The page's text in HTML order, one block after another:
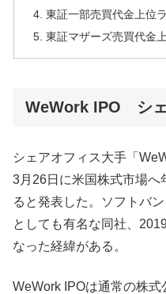
東証一部売買代金上位
東証マザーズ売買代金
WeWork IPO シ
シェアオフィス大手「
3月26日に米国株式市場へ
ると発表した。ソフトバ
としても有名な同社、
なった経緯がある。
WeWork IPOは通常の株